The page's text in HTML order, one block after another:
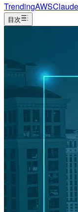
TrendingAWSClaude
目次